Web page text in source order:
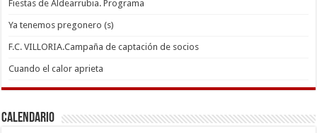
Fiestas de Aldearrubia. Programa
Ya tenemos pregonero (s)
F.C. VILLORIA.Campaña de captación de socios
Cuando el calor aprieta
Calendario